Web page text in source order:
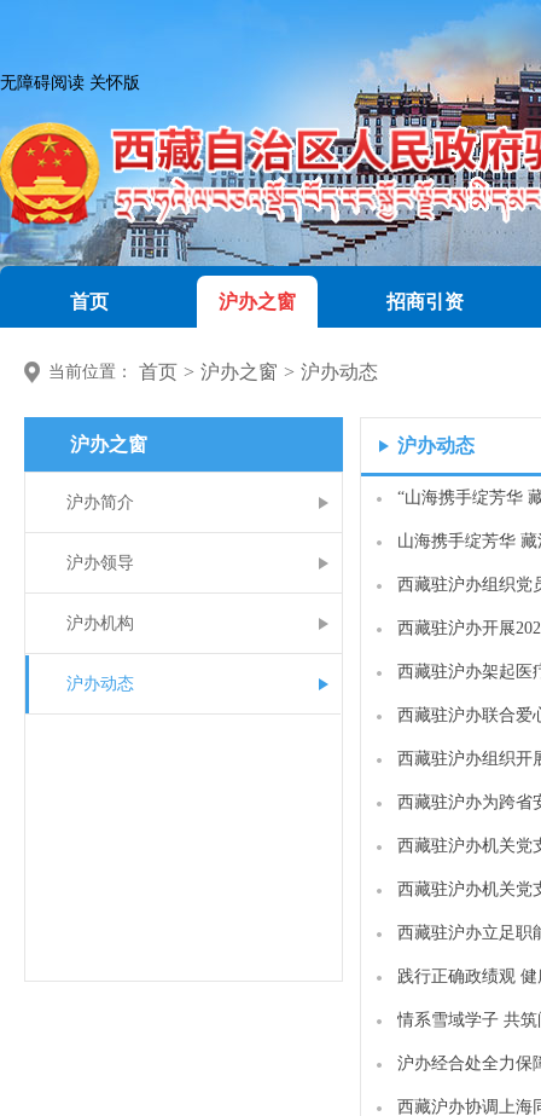
无障碍阅读 关怀版
首页 沪办之窗 招商引资
当前位置： 首页 > 沪办之窗 > 沪办动态
沪办之窗
沪办简介
沪办领导
沪办机构
沪办动态
沪办动态
西藏驻沪办组织党
西藏驻沪办开展
西藏驻沪办架起医
西藏驻沪办联合爱
西藏驻沪办组织开
西藏驻沪办为跨省
西藏驻沪办机关党
西藏驻沪办机关党
西藏驻沪办立足职
情系雪域学子 共
沪办经合处全力保
西藏沪办协调上海